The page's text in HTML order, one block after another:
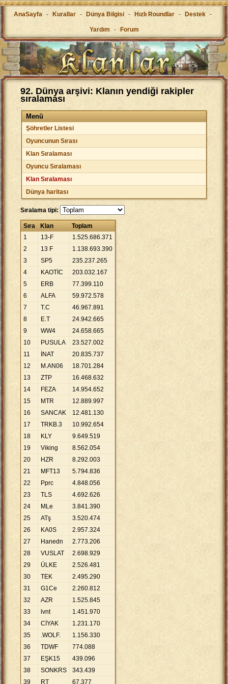
AnaSayfa - Kurallar - Dünya Bilgisi - Hızlı Roundlar - Destek -
Yardım - Forum
92. Dünya arşivi: Klanın yendiği rakipler
sıralaması
Menü
Şöhretler Listesi
Oyuncunun Sırası
Klan Sıralaması
Oyuncu Sıralaması
Klan Sıralaması
Dünya haritası
Sıralama tipi:
Sıra Klan
Toplam
1
13-F 1.525.686.371
2
13 F 1.138.693.390
3
SP5 235.237.265
4
KAOTİC 203.032.167
5
ERB 77.399.110
6
ALFA 59.972.578
7
T.C 46.967.891
8
E.T 24.942.665
9
WW4 24.658.665
10
PUSULA 23.527.002
11
İNAT 20.835.737
12
M.AN06 18.701.284
13
ZTP 16.468.632
14
FEZA 14.954.652
15
MTR 12.889.997
16
SANCAK 12.481.130
17
TRKB.3 10.992.654
18
KLY 9.649.519
19
Viking 8.562.054
20
HZR 8.292.003
21
MFT13 5.794.836
22
Pprc 4.848.056
23
TLS 4.692.626
24
MLe 3.841.390
25
ATş 3.520.474
26
KA0S 2.957.324
27
Hanedn 2.773.206
28
VUSLAT 2.698.929
29
ÜLKE 2.526.481
30
TEK 2.495.290
31
G1Ce 2.260.812
32
AZR 1.525.845
33
lvnt 1.451.970
34
CİYAK 1.231.170
35
.WOLF. 1.156.330
36
TDWF 774.088
37
EŞK15 439.096
38
SONKRS 343.439
39
RT 67.377